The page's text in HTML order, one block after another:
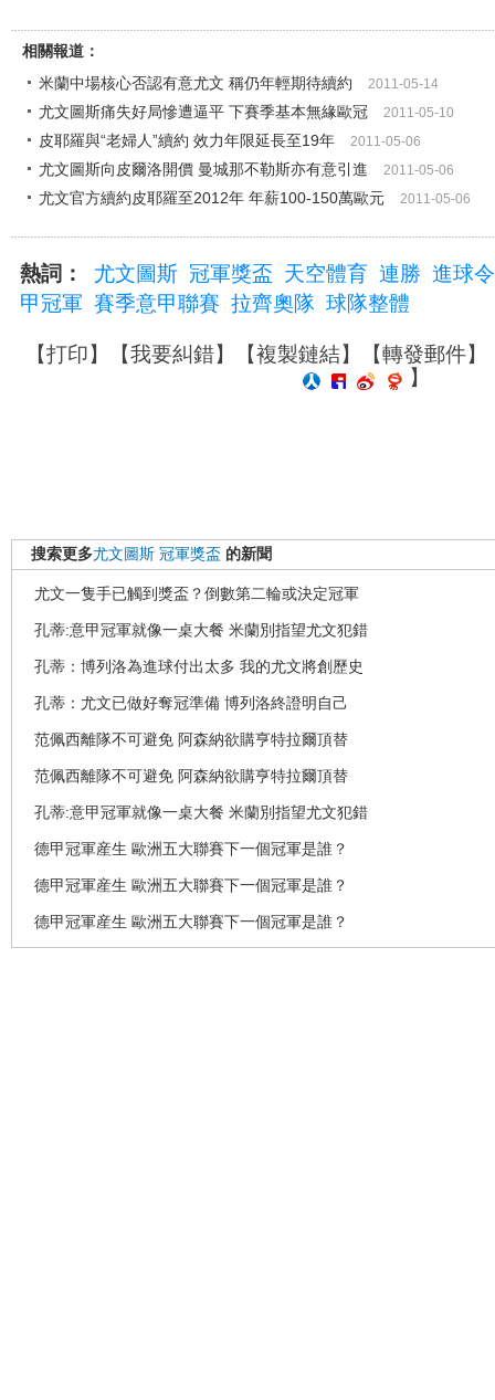
相關報道：
米蘭中場核心否認有意尤文 稱仍年輕期待續約
2011-05-14
尤文圖斯痛失好局慘遭逼平 下賽季基本無緣歐冠 2011-05-10
皮耶羅與“老婦人”續約 效力年限延長至19年 2011-05-06
尤文圖斯向皮爾洛開價 曼城那不勒斯亦有意引進 2011-05-06
尤文官方續約皮耶羅至2012年 年薪100-150萬歐元 2011-05-06
熱詞： 尤文圖斯 冠軍獎盃 天空體育 連勝 進球令
甲冠軍 賽季意甲聯賽 拉齊奧隊 球隊整體
【打印】【我要糾錯】【複製鏈結】【轉發郵件】
】
搜索更多尤文圖斯 冠軍獎盃 的新聞
尤文一隻手已觸到獎盃？倒數第二輪或決定冠軍
孔蒂:意甲冠軍就像一桌大餐 米蘭別指望尤文犯錯
孔蒂：博列洛為進球付出太多 我的尤文將創歷史
孔蒂：尤文已做好奪冠準備 博列洛終證明自己
范佩西離隊不可避免 阿森納欲購亨特拉爾頂替
范佩西離隊不可避免 阿森納欲購亨特拉爾頂替
孔蒂:意甲冠軍就像一桌大餐 米蘭別指望尤文犯錯
德甲冠軍産生 歐洲五大聯賽下一個冠軍是誰？
德甲冠軍産生 歐洲五大聯賽下一個冠軍是誰？
德甲冠軍産生 歐洲五大聯賽下一個冠軍是誰？